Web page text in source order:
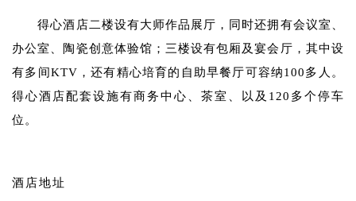
得心酒店二楼设有大师作品展厅，同时还拥有会议室、
办公室、陶瓷创意体验馆；三楼设有包厢及宴会厅，其中设
有多间KTV，还有精心培育的自助早餐厅可容纳100多人。
得心酒店配套设施有商务中心、茶室、以及120多个停车
位。
酒店地址